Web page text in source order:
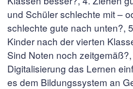
und Schüler schlechte mit –
schlechte gute nach unten?,
Kinder nach der vierten
Sind Noten noch
Digitalisierung das Lernen
es dem Bildungssystem an